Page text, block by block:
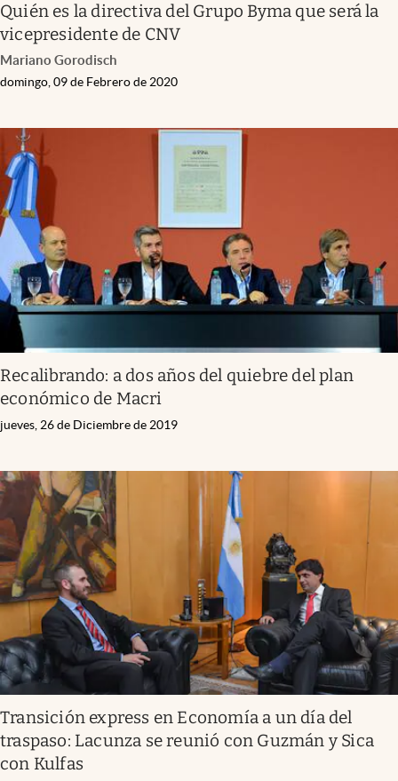
Quién es la directiva del Grupo Byma que será la
vicepresidente de CNV
Mariano Gorodisch
domingo, 09 de Febrero de 2020
Recalibrando: a dos años del quiebre del plan
económico de Macri
jueves, 26 de Diciembre de 2019
Transición express en Economía a un día del
traspaso: Lacunza se reunió con Guzmán y Sica
con Kulfas